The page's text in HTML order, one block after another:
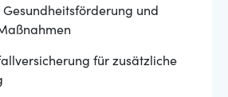
Gesundheitsförderung und
für zusätzliche